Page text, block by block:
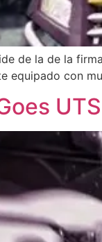
de la de la
equipado con